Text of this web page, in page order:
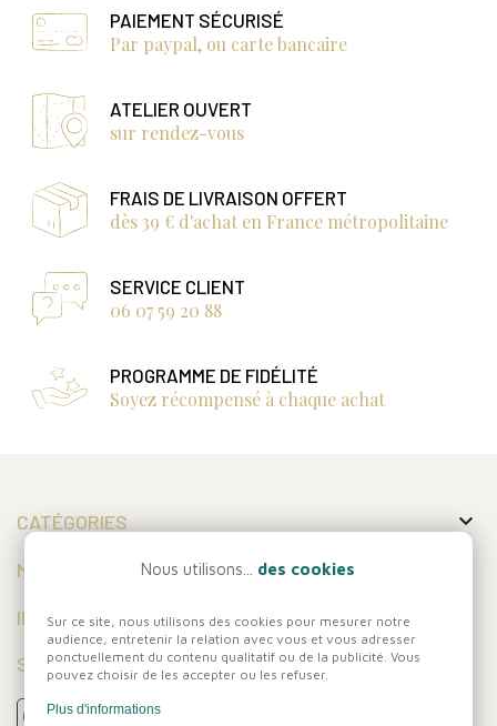
PAIEMENT SÉCURISÉ
Par paypal, ou carte bancaire
ATELIER OUVERT
sur rendez-vous
FRAIS DE LIVRAISON OFFERT
dès 39 € d'achat en France métropolitaine
SERVICE CLIENT
06 07 59 20 88
PROGRAMME DE FIDÉLITÉ
Soyez récompensé à chaque achat
CATÉGORIES 
MON COMPTE
INFORMATIONS
SUIVEZ-NOUS
Nous utilisons... des cookies
Sur ce site, nous utilisons des cookies pour mesurer notre
audience, entretenir la relation avec vous et vous adresser
ponctuellement du contenu qualitatif ou de la publicité. Vous
pouvez choisir de les accepter ou les refuser.
Plus d'informations